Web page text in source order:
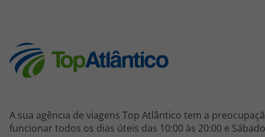
A sua agência de viagens Top Atlântico tem a
funcionar todos os dias úteis das 10:00 às 20:00 e